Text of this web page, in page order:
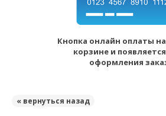
Кнопка онлайн оплаты
корзине и
оформления
« вернуться назад